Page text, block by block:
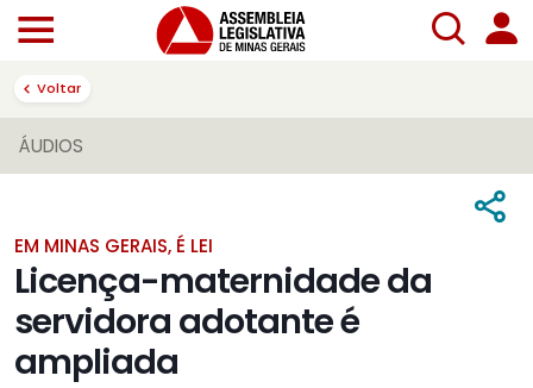
Voltar
ÁUDIOS
EM MINAS GERAIS, É LEI
Licença-maternidade da
servidora adotante é
ampliada